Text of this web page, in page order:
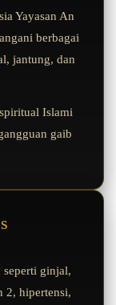
Yayasan An
berbagai
jantung, dan
Islami
gaib
seperti ginjal,
2, hipertensi,